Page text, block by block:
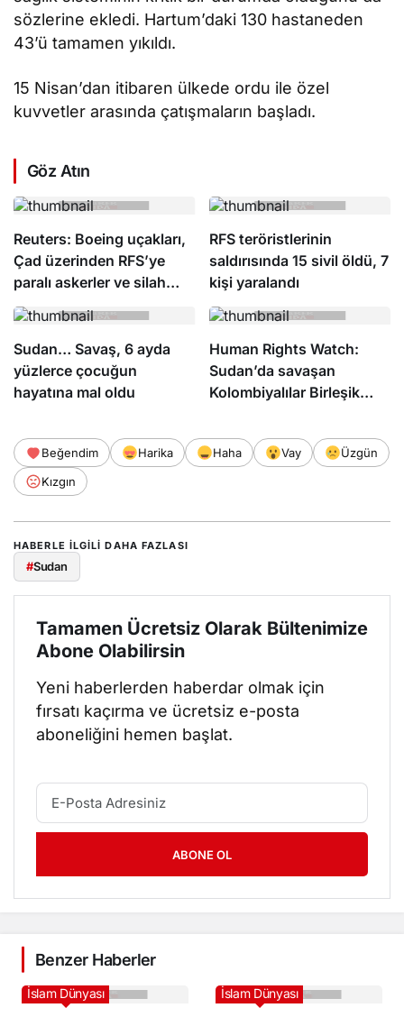
sözlerine ekledi. Hartum’daki 130 hastaneden
43’ü tamamen yıkıldı.
15 Nisan’dan itibaren ülkede ordu ile özel
kuvvetler arasında çatışmaların başladı.
Göz Atın
Reuters: Boeing uçakları,
Çad üzerinden RFS’ye
paralı askerler ve silah
taşıdı
RFS teröristlerinin
saldırısında 15 sivil öldü, 7
kişi yaralandı
Sudan… Savaş, 6 ayda
yüzlerce çocuğun
hayatına mal oldu
Human Rights Watch:
Sudan’da savaşan
Kolombiyalılar Birleşik
gördü
Beğendim Harika Haha Vay
Üzgün
Kızgın
HABERLE ILGILI DAHA FAZLASI
#Sudan
Tamamen Ücretsiz Olarak Bültenimize
Abone Olabilirsin
Yeni haberlerden haberdar olmak için
fırsatı kaçırma ve ücretsiz e-posta
aboneliğini hemen başlat.
ABONE OL
Benzer Haberler
İslam Dünyası İslam Dünyası